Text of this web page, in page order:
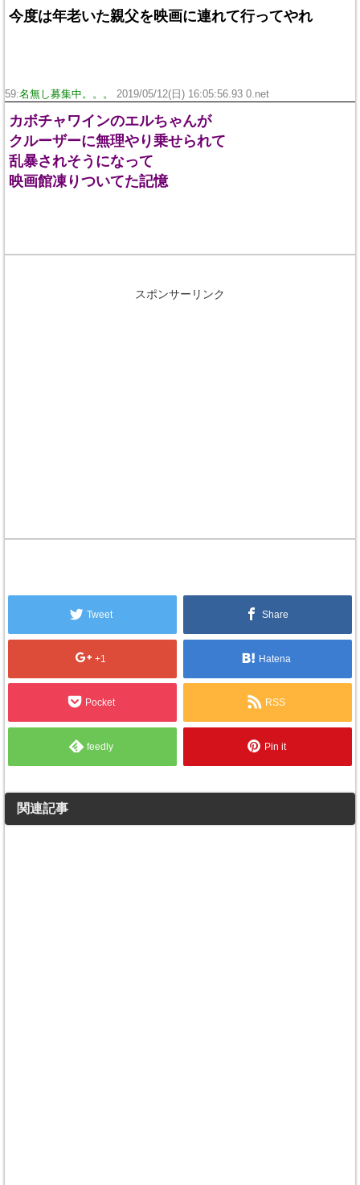
今度は年老いた親父を映画に連れて行ってやれ
59:名無し募集中。。。 2019/05/12(日) 16:05:56.93 0.net
カボチャワインのエルちゃんが
クルーザーに無理やり乗せられて
乱暴されそうになって
映画館凍りついてた記憶
スポンサーリンク
Tweet Share
+1 Hatena
Pocket RSS
feedly Pin it
関連記事